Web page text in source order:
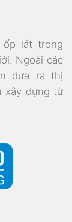
ốp lát trong
Ngoài các
đưa ra thị
xây dựng từ